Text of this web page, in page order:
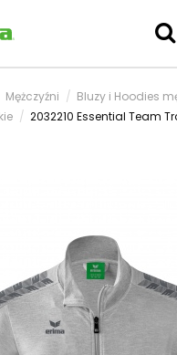
Mężczyźni
Bluzy i Hoodies
2032210 Essential Team